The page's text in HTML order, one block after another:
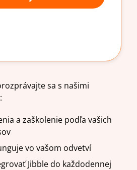
sa s našimi
a zaškolenie podľa vašich
vo vašom odvetví
Jibble do každodennej